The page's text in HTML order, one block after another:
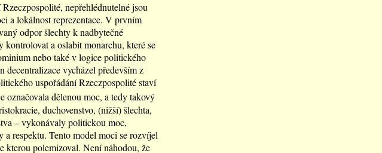
nepřehlédnutelné jsou
a lokálnost reprezentace. V prvním
odpor šlechty k nadbytečné
a oslabit monarchu, které se
nebo také v logice politického
decentralizace vycházel především z
uspořádání Rzeczpospolité staví
označovala dělenou moc, a tedy takový
duchovenstvo, (nižší) šlechta,
– vykonávaly politickou moc,
respektu. Tento model moci se rozvíjel
kterou polemizoval. Není náhodou, že